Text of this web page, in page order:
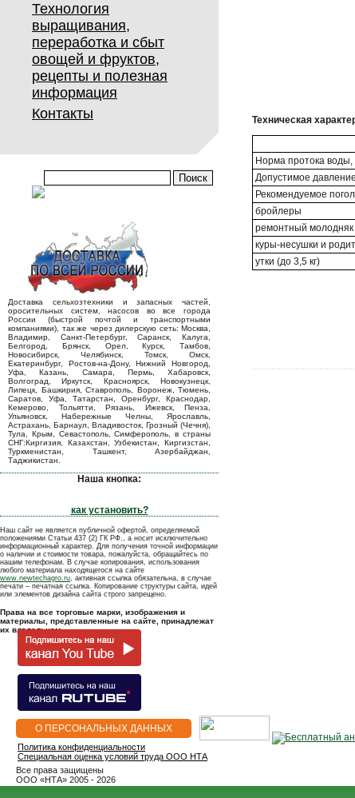
Технология
выращивания,
переработка и сбыт
овощей и фруктов,
рецепты и полезная
информация
Контакты
Доставка сельхозтехники и запасных частей,
оросительных систем, насосов во все города
России (быстрой почтой и транспортными
компаниями), так же через дилерскую сеть: Москва,
Владимир, Санкт-Петербург, Саранск, Калуга,
Белгород, Брянск, Орел, Курск, Тамбов,
Новосибирск, Челябинск, Томск, Омск,
Екатеринбург, Ростов-на-Дону, Нижний Новгород,
Уфа, Казань, Самара, Пермь, Хабаровск,
Волгоград, Иркутск, Красноярск, Новокузнецк,
Липецк, Башкирия, Ставрополь, Воронеж, Тюмень,
Саратов, Уфа, Татарстан, Оренбург, Краснодар,
Кемерово, Тольятти, Рязань, Ижевск, Пенза,
Ульяновск, Набережные Челны, Ярославль,
Астрахань, Барнаул, Владивосток, Грозный (Чечня),
Тула, Крым, Севастополь, Симферополь, в страны
СНГ:Киргизия, Казахстан, Узбекистан, Киргизстан,
Туркменистан, Ташкент, Азербайджан,
Таджикистан.
Наша кнопка:
как установить?
Наш сайт не является публичной офертой, определяемой
положениями Статьи 437 (2) ГК РФ., а носит исключительно
информационный характер. Для получения точной информации
о наличии и стоимости товара, пожалуйста, обращайтесь по
нашим телефонам. В случае копирования, использования
любого материала находящегося на сайте
www.newtechagro.ru, активная ссылка обязательна, в случае
печати – печатная ссылка. Копирование структуры сайта, идей
или элементов дизайна сайта строго запрещено.
Права на все торговые марки, изображения и
материалы, представленные на сайте, принадлежат
их владельцам.
Техническая
Норма протока
Допустимое
Рекомендуемое
бройлеры
ремонтный молодняк
куры-несушки и
утки (до 3,5 кг)
О ПЕРСОНАЛЬНЫХ ДАННЫХ
Все права защищены
OOO «НТА» 2005 - 2026
Политика конфиденциальности
Специальная оценка условий труда ООО НТА